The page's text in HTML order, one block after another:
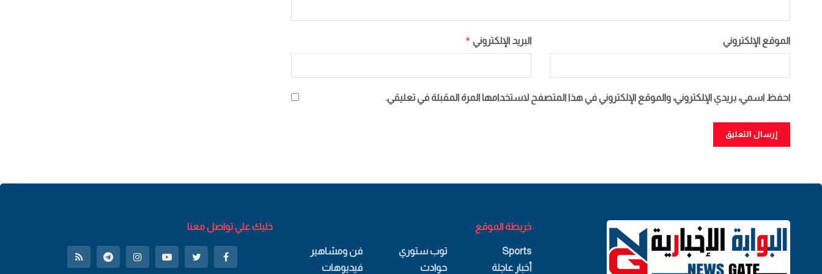
البريد الإلكتروني * الموقع الإلكتروني
احفظ اسمي، بريدي الإلكتروني، والموقع الإلكتروني في هذا المتصفح لاستخدامها المرة المقبلة في تعليقي.
خريطة الموقع
Sports
أخبار عاجلة
توب ستوري
حوادث
فن ومشاهير
فيديوهات
خليك علي تواصل معنا